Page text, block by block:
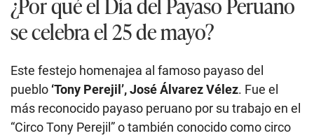
se celebra el 25 de mayo?
Este festejo homenajea al famoso payaso del
pueblo ‘Tony Perejil’, José Álvarez Vélez. Fue el
más reconocido payaso peruano por su trabajo en el
“Circo Tony Perejil” o también conocido como circo